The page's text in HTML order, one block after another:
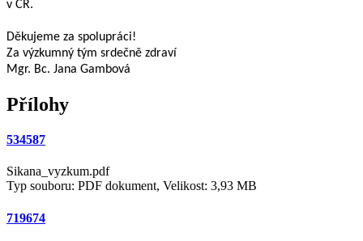
v ČR.
Děkujeme za spolupráci!
Za výzkumný tým srdečně zdraví
Mgr. Bc. Jana Gambová
Přílohy
534587
Sikana_vyzkum.pdf
Typ souboru: PDF dokument, Velikost: 3,93 MB
719674